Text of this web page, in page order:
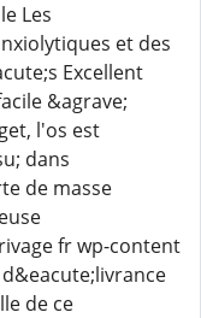
Les
et des
Excellent
&agrave;
l'os est
dans
de masse
fr wp-content
de ce